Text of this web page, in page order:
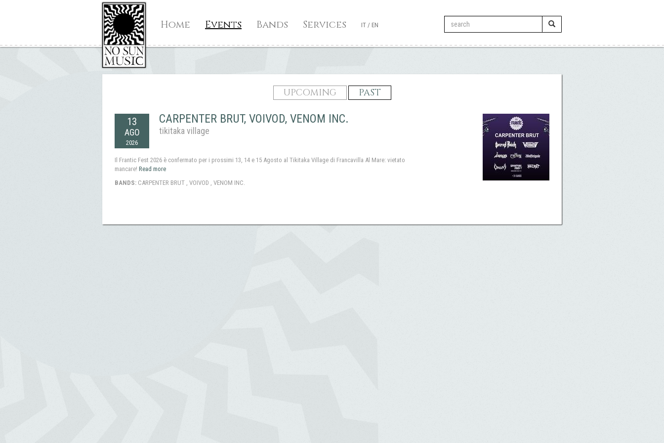
Home Events Bands Services IT / EN
UPCOMING PAST
13
AGO
2026
CARPENTER BRUT, VOIVOD, VENOM INC.
tikitaka village
Il Frantic Fest 2026 è confermato per i prossimi 13, 14 e 15 Agosto al Tikitaka Village di Francavilla Al Mare: vietato
mancare! Read more
BANDS: CARPENTER BRUT , VOIVOD , VENOM INC.